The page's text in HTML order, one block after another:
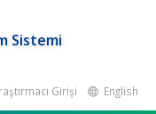
Sistemi
Girişi English